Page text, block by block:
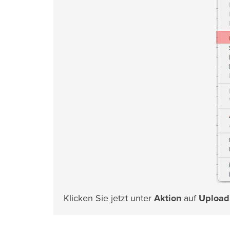
Klicken Sie jetzt unter Aktion auf